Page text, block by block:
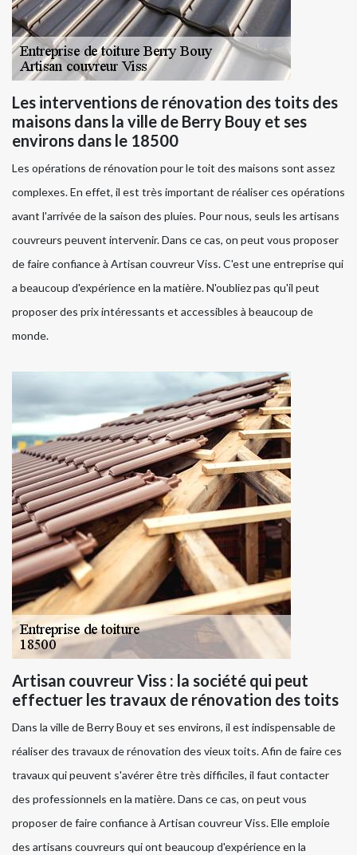
Les interventions de rénovation des toits des
maisons dans la ville de Berry Bouy et ses
environs dans le 18500
Les opérations de rénovation pour le toit des maisons sont assez
complexes. En effet, il est très important de réaliser ces opérations
avant l'arrivée de la saison des pluies. Pour nous, seuls les artisans
couvreurs peuvent intervenir. Dans ce cas, on peut vous proposer
de faire confiance à Artisan couvreur Viss. C'est une entreprise qui
a beaucoup d'expérience en la matière. N'oubliez pas qu'il peut
proposer des prix intéressants et accessibles à beaucoup de
monde.
Artisan couvreur Viss : la société qui peut
effectuer les travaux de rénovation des toits
Dans la ville de Berry Bouy et ses environs, il est indispensable de
réaliser des travaux de rénovation des vieux toits. Afin de faire ces
travaux qui peuvent s'avérer être très difficiles, il faut contacter
des professionnels en la matière. Dans ce cas, on peut vous
proposer de faire confiance à Artisan couvreur Viss. Elle emploie
des artisans couvreurs qui ont beaucoup d'expérience en la